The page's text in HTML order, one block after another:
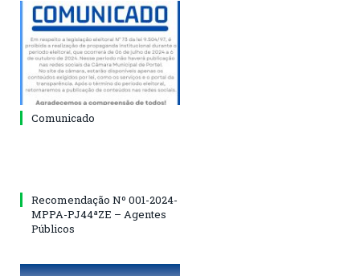
Comunicado
Recomendação Nº 001-2024-
MPPA-PJ44ªZE – Agentes
Públicos